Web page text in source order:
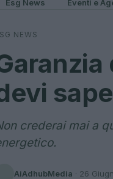
Esg News Eventi e
NEWS
crederai mai a
AiAdhubMedia · 26